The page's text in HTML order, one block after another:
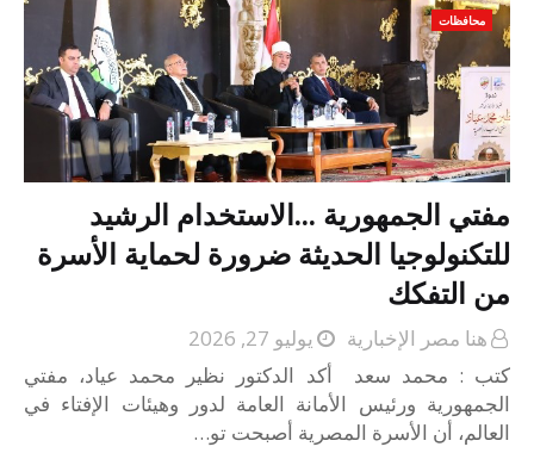
محافظات
مفتي الجمهورية ...الاستخدام الرشيد
للتكنولوجيا الحديثة ضرورة لحماية الأسرة
من التفكك
هنا مصر الإخبارية
يوليو 27, 2026
كتب : محمد سعد أكد الدكتور نظير محمد عياد، مفتي
الجمهورية ورئيس الأمانة العامة لدور وهيئات الإفتاء في
العالم، أن الأسرة المصرية أصبحت تو…